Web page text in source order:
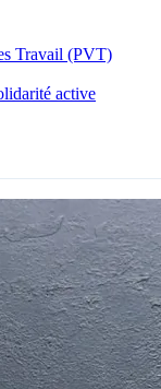
Travail (PVT)
active